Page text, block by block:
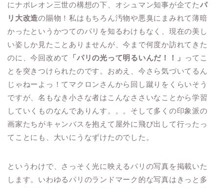
にナポレオン三世の構想の下、オシュマン知事が企てたパ
リ大改造の賜物！私はもちろん汚物や悪臭にまみれて薄暗
かったというかつてのパリを知るわけもなく、現在の美し
い姿しか見たことありませんが、今まで何度か訪れてきた
のに、今回改めて
「パリの光って明るいんだ！！」
ってこ
とを突きつけられたのです。おめえ、今さら気づいてるん
じゃねーよっ！てマクロンさんから回し蹴りをくらいそう
ですが、名もなき小さな者はこんなささいなことから学習
していくものなんでありんす。。。そして多くの印象派の
画家たちがキャンバスを抱えて屋外に飛び出して行ったっ
てことにも、大いにうなずけたのでした。
というわけで、さっそく光に映えるパリの写真を掲載いた
します。いわゆるパリのランドマーク的な写真はきっと多